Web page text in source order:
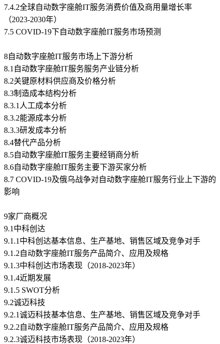
7.4.2全球自动数字座舱IT服务消费价值及商用量增长率
（2023-2030年）
7.5 COVID-19下自动数字座舱IT服务市场预测
8自动数字座舱IT服务市场上下游分析
8.1自动数字座舱IT服务服务产业链分析
8.2关键原材料供应商及价格分析
8.3制造成本结构分析
8.3.1人工成本分析
8.3.2能源成本分析
8.3.3研发成本分析
8.4替代产品分析
8.5自动数字座舱IT服务主要经销商分析
8.6自动数字座舱IT服务主要下游买家分析
8.7 COVID-19及俄乌战争对自动数字座舱IT服务行业上下游的
影响
9家厂商概况
9.1中科创达
9.1.1中科创达基本信息、生产基地、销售区域及竞争对手
9.1.2自动数字座舱IT服务产品简介、应用及规格
9.1.3中科创达市场表现（2018-2023年）
9.1.4近期发展
9.1.5 SWOT分析
9.2诚迈科技
9.2.1诚迈科技基本信息、生产基地、销售区域及竞争对手
9.2.2自动数字座舱IT服务产品简介、应用及规格
9.2.3诚迈科技市场表现（2018-2023年）